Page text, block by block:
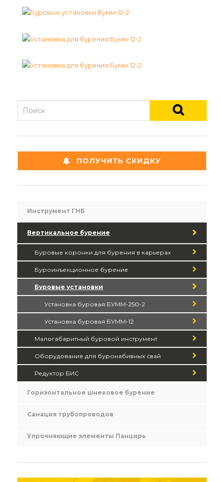
ПОЛУЧИТЬ СКИДКУ
Инструмент ГНБ
Вертикальное бурение
Буровые коронки для бурения в карьерах
Буроинъекционное бурение
Буровые установки
Установка буровая БУММ-250-2
Установка буровая БУММ-12
Малогабаритный буровой инструмент
Оборудование для буронабивных свай
Редуктор БИС
Горизонтальное шнековое бурение
Санация трубопроводов
Упрочняющие элементы Панцирь